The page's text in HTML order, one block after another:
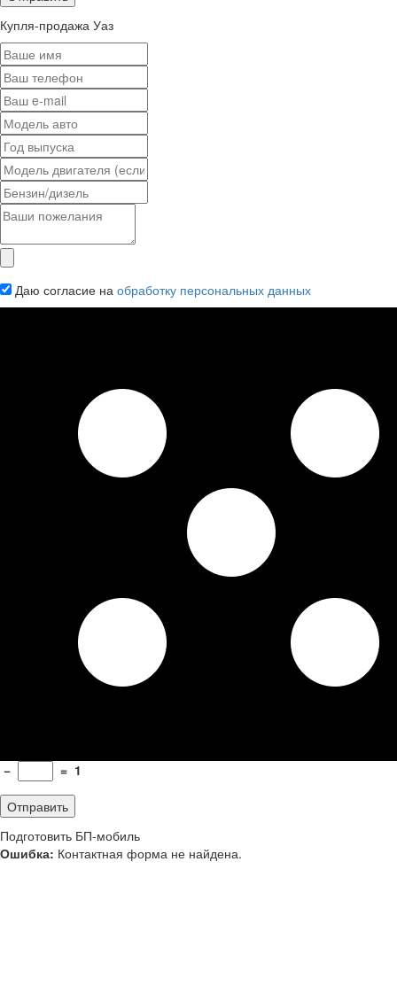
Купля-продажа Уаз
Даю согласие на обработку персональных данных
− = 1
Подготовить БП-мобиль
Ошибка: Контактная форма не найдена.